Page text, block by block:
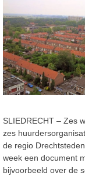
SLIEDRECHT – Zes
zes
de regio
week een document
bijvoorbeeld over de